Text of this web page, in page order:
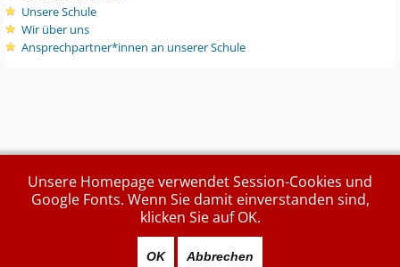
Unsere Schule
Wir über uns
Ansprechpartner*innen an unserer Schule
Unsere Homepage verwendet Session-Cookies und
Google Fonts. Wenn Sie damit einverstanden sind,
klicken Sie auf OK.
OK Abbrechen